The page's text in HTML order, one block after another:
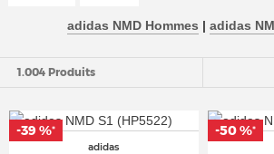
adidas NMD Hommes | adidas
1.004 Produits
adidas
-39 %* -50 %*